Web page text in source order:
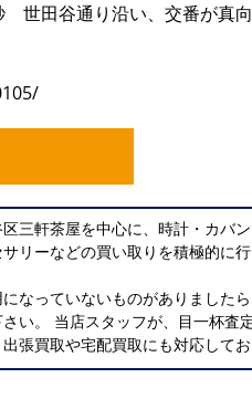
通り沿い、交番が真
三軒茶屋を中心に、時計・カバ
リーなどの買い取りを積極的に
なっていないものがありました
い。 当店スタッフが、目一杯査
張買取や宅配買取にも対応してお